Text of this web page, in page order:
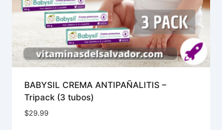
BABYSIL CREMA ANTIPAÑALITIS –
Tripack (3 tubos)
$29.99